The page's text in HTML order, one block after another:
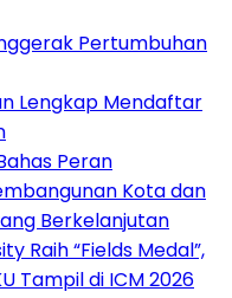
Pertumbuhan
Lengkap Mendaftar
Peran
Kota dan
Berkelanjutan
Raih “Fields Medal”,
Tampil di ICM 2026